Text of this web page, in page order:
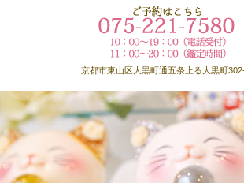
京都市東山区大黒町通五条上る大黒町